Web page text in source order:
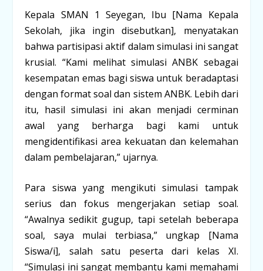
Kepala SMAN 1 Seyegan, Ibu [Nama Kepala
Sekolah, jika ingin disebutkan], menyatakan
bahwa partisipasi aktif dalam simulasi ini sangat
krusial. “Kami melihat simulasi ANBK sebagai
kesempatan emas bagi siswa untuk beradaptasi
dengan format soal dan sistem ANBK. Lebih dari
itu, hasil simulasi ini akan menjadi cerminan
awal yang berharga bagi kami untuk
mengidentifikasi area kekuatan dan kelemahan
dalam pembelajaran,” ujarnya.
Para siswa yang mengikuti simulasi tampak
serius dan fokus mengerjakan setiap soal.
“Awalnya sedikit gugup, tapi setelah beberapa
soal, saya mulai terbiasa,” ungkap [Nama
Siswa/i], salah satu peserta dari kelas XI.
“Simulasi ini sangat membantu kami memahami